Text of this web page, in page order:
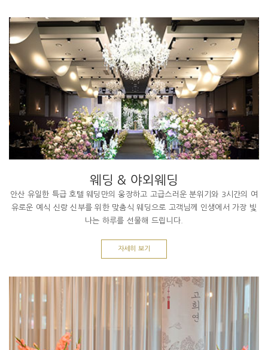
웨딩 & 야외웨딩
안산 유일한 특급 호텔 웨딩만의 웅장하고 고급스러운 분위기와 3시간의 여
유로운 예식 신랑 신부를 위한 맞춤식 웨딩으로 고객님께 인생에서 가장 빛
나는 하루를 선물해 드립니다.
자세히 보기